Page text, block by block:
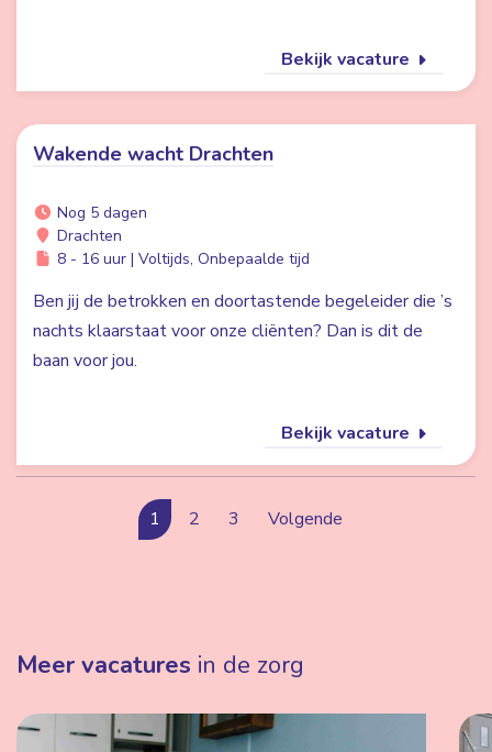
Bekijk vacature
Wakende wacht Drachten
Nog 5 dagen
Drachten
8 - 16 uur | Voltijds, Onbepaalde tijd
Ben jij de betrokken en doortastende begeleider die ’s
nachts klaarstaat voor onze cliënten? Dan is dit de
baan voor jou.
Bekijk vacature
1 2 3 Volgende
Meer vacatures in de zorg